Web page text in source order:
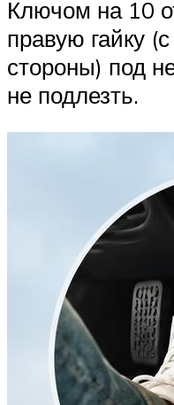
Ключом на 10
правую гайку
стороны) под
не подлезть.